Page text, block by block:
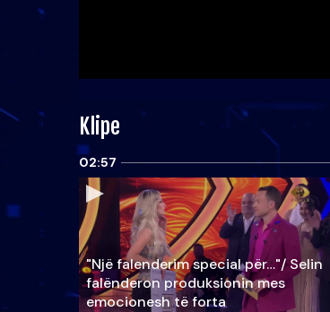
Klipe
02:57
"Një falenderim special për…"/ Selin
falënderon produksionin mes
emocionesh të forta